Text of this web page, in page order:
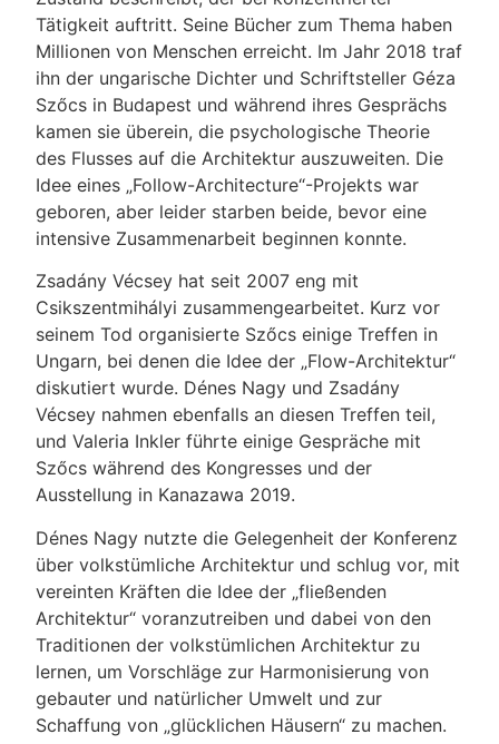
Tätigkeit auftritt. Seine Bücher zum Thema haben
Millionen von Menschen erreicht. Im Jahr 2018 traf
ihn der ungarische Dichter und Schriftsteller Géza
Szőcs in Budapest und während ihres Gesprächs
kamen sie überein, die psychologische Theorie
des Flusses auf die Architektur auszuweiten. Die
Idee eines „Follow-Architecture“-Projekts war
geboren, aber leider starben beide, bevor eine
intensive Zusammenarbeit beginnen konnte.
Zsadány Vécsey hat seit 2007 eng mit
Csikszentmihályi zusammengearbeitet. Kurz vor
seinem Tod organisierte Szőcs einige Treffen in
Ungarn, bei denen die Idee der „Flow-Architektur“
diskutiert wurde. Dénes Nagy und Zsadány
Vécsey nahmen ebenfalls an diesen Treffen teil,
und Valeria Inkler führte einige Gespräche mit
Szőcs während des Kongresses und der
Ausstellung in Kanazawa 2019.
Dénes Nagy nutzte die Gelegenheit der Konferenz
über volkstümliche Architektur und schlug vor, mit
vereinten Kräften die Idee der „fließenden
Architektur“ voranzutreiben und dabei von den
Traditionen der volkstümlichen Architektur zu
lernen, um Vorschläge zur Harmonisierung von
gebauter und natürlicher Umwelt und zur
Schaffung von „glücklichen Häusern“ zu machen.